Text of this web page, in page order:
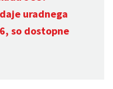
uradnega
so dostopne